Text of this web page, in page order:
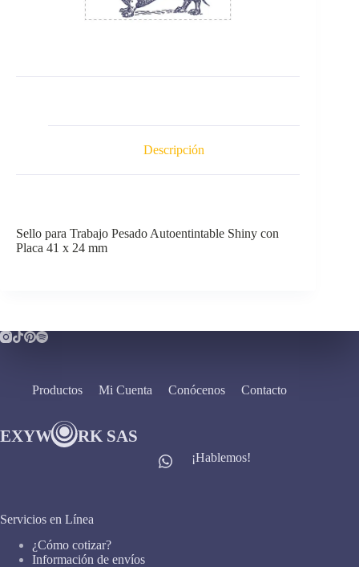
Descripción
Sello para Trabajo Pesado Autoentintable Shiny con
Placa 41 x 24 mm
Productos Mi Cuenta Conócenos Contacto
¡Hablemos!
Servicios en Línea
¿Cómo cotizar?
Información de envíos